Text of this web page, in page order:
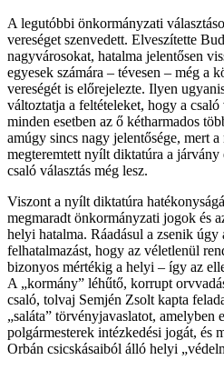
A legutóbbi önkormányzati
vereséget szenvedett. Elveszítette
nagyvárosokat, hatalma jelentősen
egyesek számára – tévesen – még a
vereségét is előrejelezte. Ilyen
változtatja a feltételeket, hogy a csaló
minden esetben az ő kétharmados
amúgy sincs nagy jelentősége, mert
megteremtett nyílt diktatúra a
csaló választás még lesz.
Viszont a nyílt diktatúra
megmaradt önkormányzati jogok és
helyi hatalma. Ráadásul a zsenik
felhatalmazást, hogy az véletlenül
bizonyos mértékig a helyi – így az
A „kormány” léhűtő, korrupt
csaló, tolvaj Semjén Zsolt kapta
„saláta” törvényjavaslatot, amelyben
polgármesterek intézkedési jogát, és
Orbán csicskásaiból álló helyi